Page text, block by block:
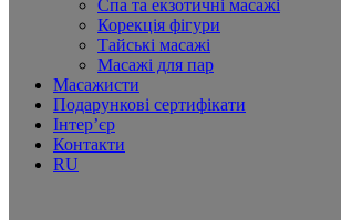
Спа та екзотичні масажі
Корекція фігури
Тайські масажі
Масажі для пар
Масажисти
Подарункові сертифікати
Інтер’єр
Контакти
RU